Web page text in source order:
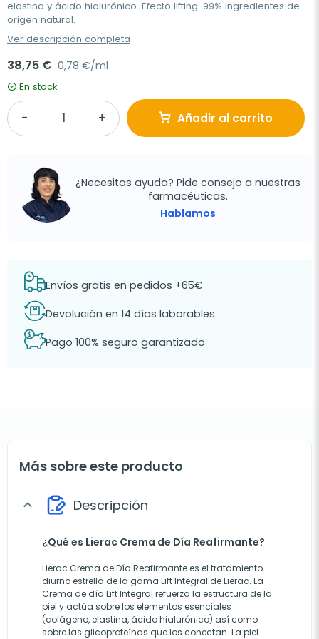
elastina y ácido hialurónico. Efecto lifting. 99% ingredientes de
origen natural.
Ver descripción completa
38,75 € 0,78 €/ml
En stock
Añadir al carrito
¿Necesitas ayuda? Pide consejo a nuestras
farmacéuticas.
Hablamos
Envíos gratis en pedidos +65€
Devolución en 14 días laborables
Pago 100% seguro garantizado
Más sobre este producto
expand_more Descripción
¿Qué es Lierac Crema de Día Reafirmante?
Lierac Crema de Día Reafirmante es el tratamiento
diurno estrella de la gama Lift Integral de Lierac. La
Crema de día Lift Integral refuerza la estructura de la
piel y actúa sobre los elementos esenciales
(colágeno, elastina, ácido hialurónico) así como
sobre las glicoproteínas que los conectan. La piel